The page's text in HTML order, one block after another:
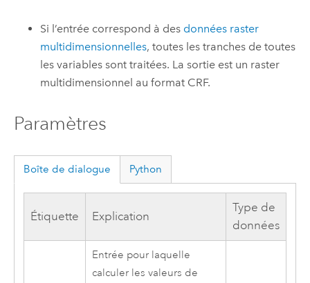
Si l’entrée correspond à des données raster
multidimensionnelles, toutes les tranches de toutes
les variables sont traitées. La sortie est un raster
multidimensionnel au format CRF.
Paramètres
Boîte de dialogue Python
Étiquette Explication
Type de
données
Entrée pour laquelle
calculer les valeurs de